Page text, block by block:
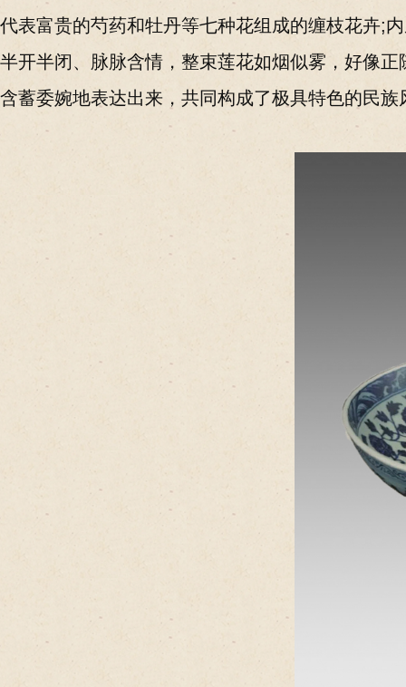
代表富贵的芍药和牡丹等七种花组成的缠枝花卉;
半开半闭、脉脉含情，整束莲花如烟似雾，好像
含蓄委婉地表达出来，共同构成了极具特色的民